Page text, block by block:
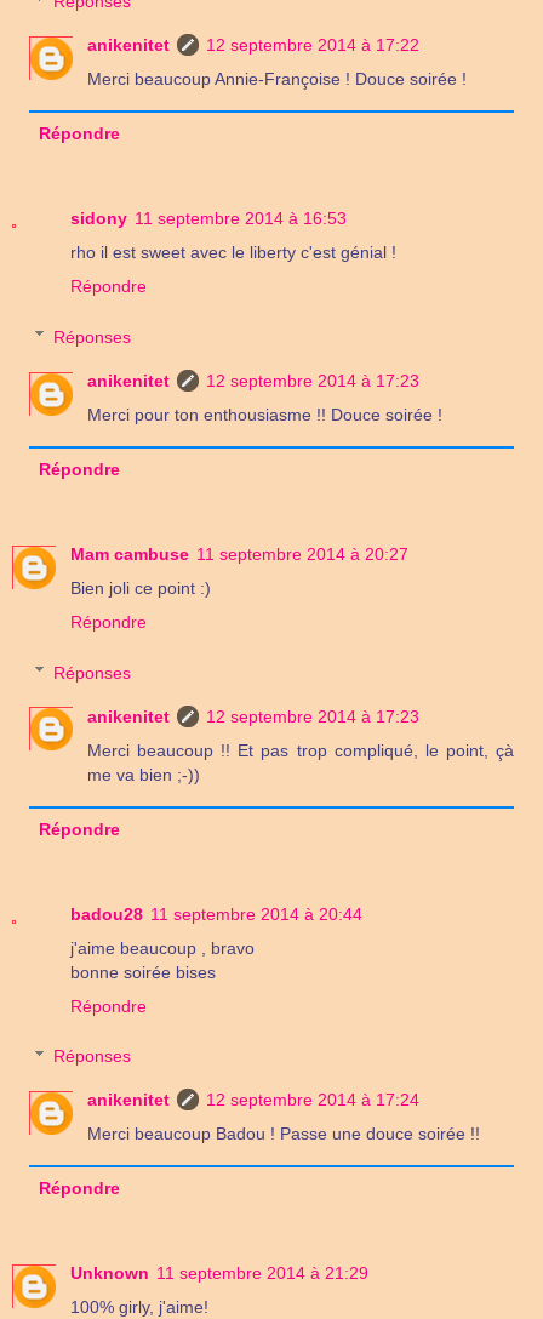
anikenitet
12 septembre 2014 à 17:22
Merci beaucoup Annie-Françoise ! Douce soirée !
Répondre
sidony 11 septembre 2014 à 16:53
rho il est sweet avec le liberty c'est génial !
Répondre
Réponses
anikenitet
12 septembre 2014 à 17:23
Merci pour ton enthousiasme !! Douce soirée !
Répondre
Mam cambuse 11 septembre 2014 à 20:27
Bien joli ce point :)
Répondre
Réponses
anikenitet
12 septembre 2014 à 17:23
Merci beaucoup !! Et pas trop compliqué, le point, çà
me va bien ;-))
Répondre
badou28 11 septembre 2014 à 20:44
j'aime beaucoup , bravo
bonne soirée bises
Répondre
Réponses
anikenitet
12 septembre 2014 à 17:24
Merci beaucoup Badou ! Passe une douce soirée !!
Répondre
Unknown 11 septembre 2014 à 21:29
100% girly, j'aime!